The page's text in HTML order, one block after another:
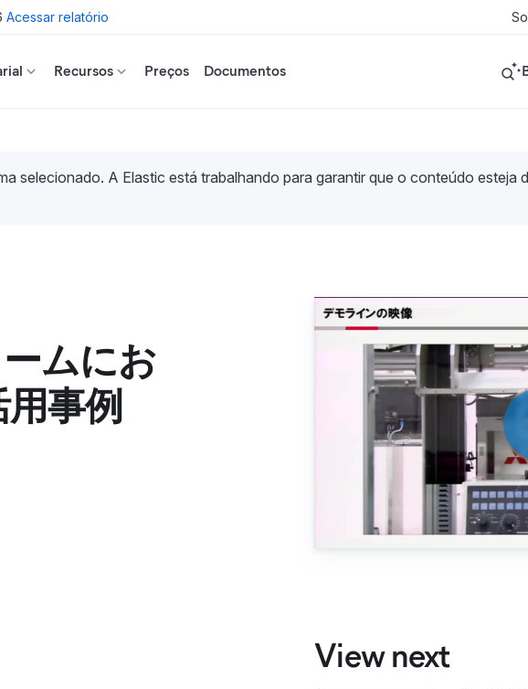
Acessar relatório
Recursos Preços Documentos
selecionado. A Elastic está trabalhando para garantir que o conteúdo esteja
ムにお
事例
View next